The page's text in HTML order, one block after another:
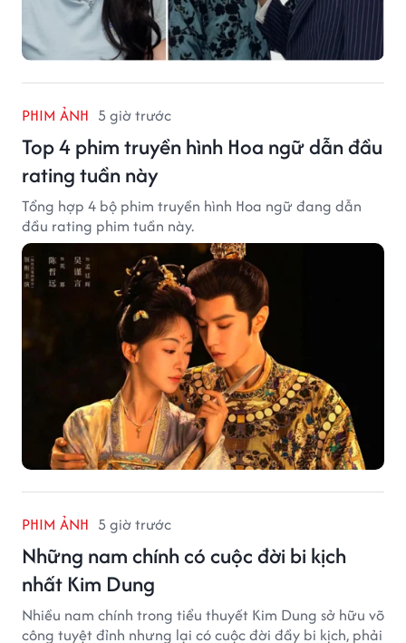
PHIM ẢNH 5 giờ trước
Top 4 phim truyền hình Hoa ngữ dẫn đầu
rating tuần này
Tổng hợp 4 bộ phim truyền hình Hoa ngữ đang dẫn
đầu rating phim tuần này.
PHIM ẢNH 5 giờ trước
Những nam chính có cuộc đời bi kịch
nhất Kim Dung
Nhiều nam chính trong tiểu thuyết Kim Dung sở hữu võ
công tuyệt đỉnh nhưng lại có cuộc đời đầy bi kịch, phải